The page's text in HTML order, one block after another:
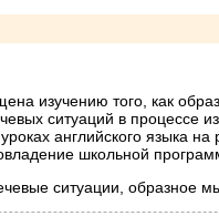
изучению того, как
ситуаций в процессе
английского языка
школьной
ситуации, образное